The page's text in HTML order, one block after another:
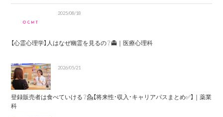
2025/08/18
【心霊心理学】人はなぜ幽霊を見るの？👻｜医療心理科
2026/05/21
登録販売者は食べていける？💁【将来性・収入・キャリアパスまとめ✅】｜薬業
科